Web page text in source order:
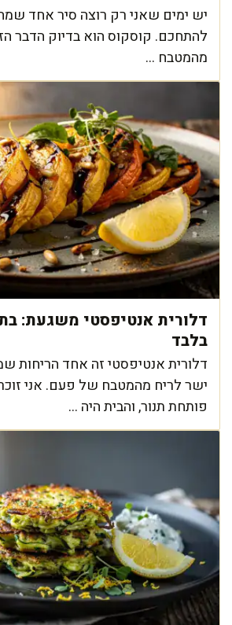
יש ימים שאני רק רוצה סיר אחד
להתחכם. קוסקוס הוא בדיוק הדבר
מהמטבח ...
בלבד
דלורית אנטיפסטי זה אחד הריחות
ישר לריח מהמטבח של פעם. אני
פותחת תנור, והבית היה ...